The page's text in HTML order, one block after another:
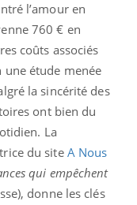
l’amour en
760 € en
coûts associés
étude menée
la sincérité des
ont bien du
La
du site A Nous
qui empêchent
donne les clés